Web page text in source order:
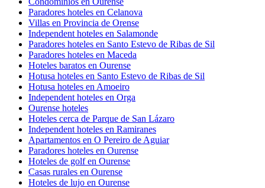
Paradores hoteles en Celanova
Villas en Provincia de Orense
Independent hoteles en Salamonde
Paradores hoteles en Santo Estevo de Ribas de Sil
Paradores hoteles en Maceda
Hoteles baratos en Ourense
Hotusa hoteles en Santo Estevo de Ribas de Sil
Hotusa hoteles en Amoeiro
Independent hoteles en Orga
Ourense hoteles
Hoteles cerca de Parque de San Lázaro
Independent hoteles en Ramiranes
Apartamentos en O Pereiro de Aguiar
Paradores hoteles en Ourense
Hoteles de golf en Ourense
Casas rurales en Ourense
Hoteles de lujo en Ourense